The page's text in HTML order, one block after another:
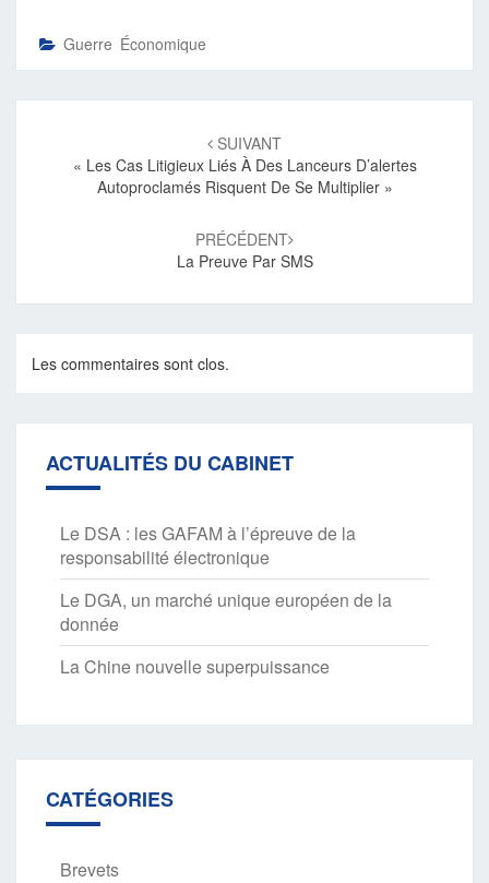
Guerre Économique
d'article
SUIVANT
« Les Cas Litigieux Liés À Des Lanceurs D’alertes
Autoproclamés Risquent De Se Multiplier »
PRÉCÉDENT
La Preuve Par SMS
Les commentaires sont clos.
ACTUALITÉS DU CABINET
Le DSA : les GAFAM à l’épreuve de la
responsabilité électronique
Le DGA, un marché unique européen de la
donnée
La Chine nouvelle superpuissance
CATÉGORIES
Brevets